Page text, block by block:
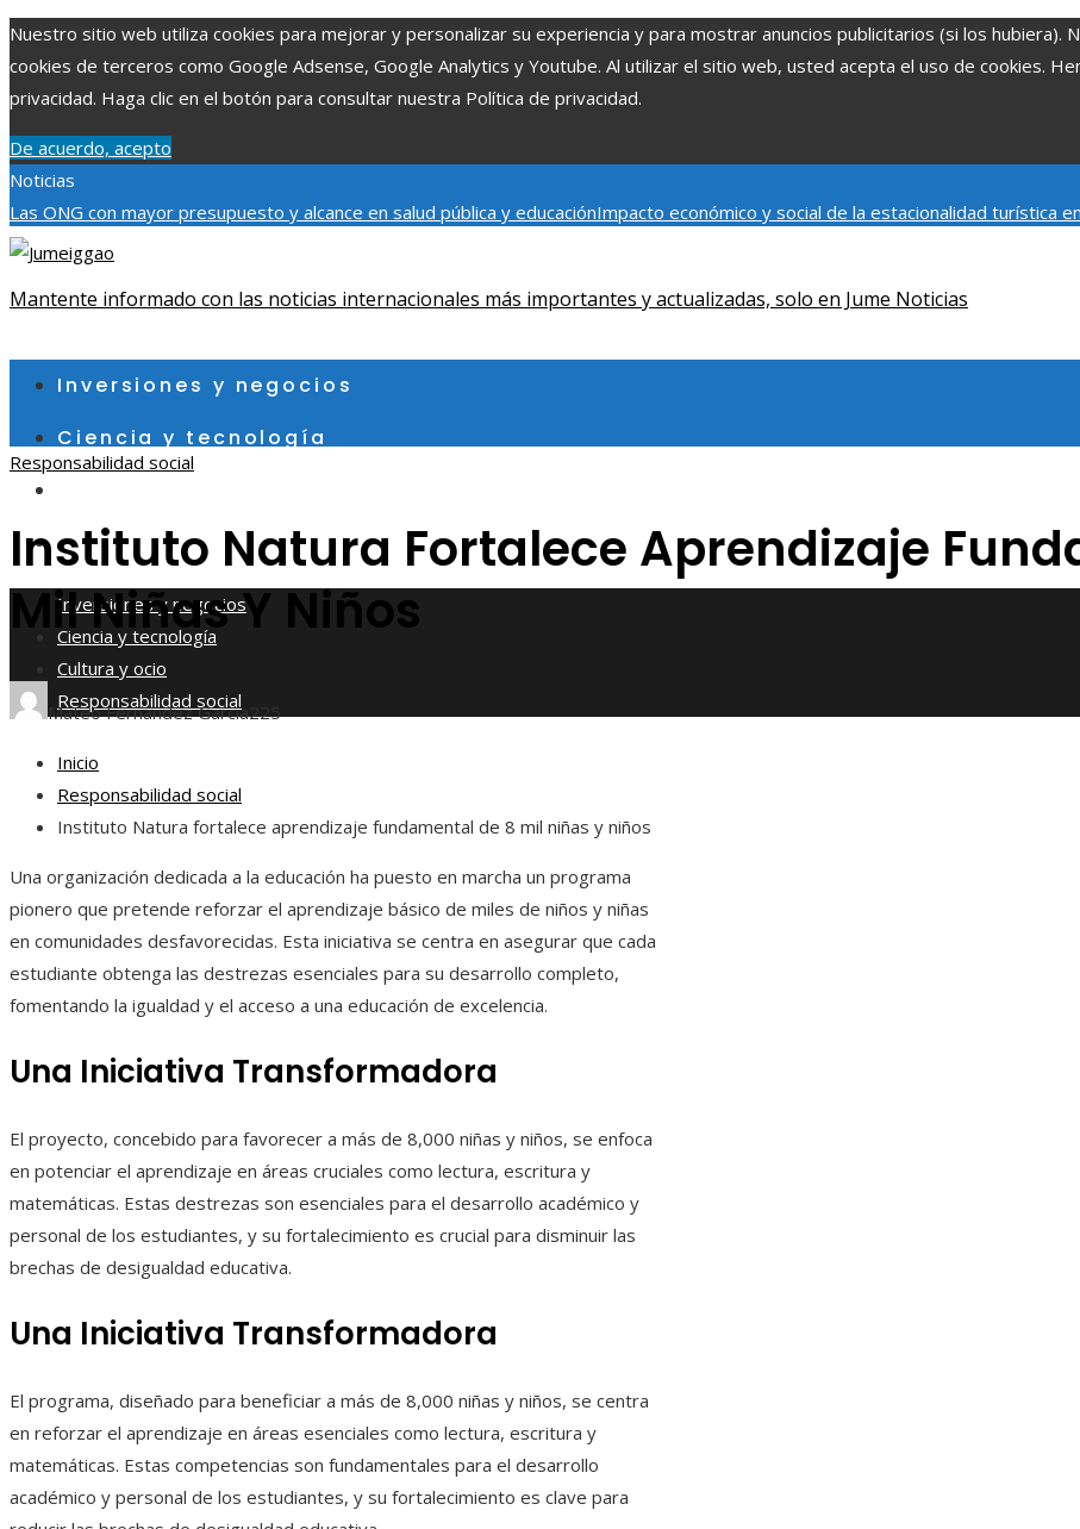
Nuestro sitio web utiliza cookies para mejorar y personalizar su experiencia y para mostrar anuncios publicitarios (si los hubiera).
cookies de terceros como Google Adsense, Google Analytics y Youtube. Al utilizar el sitio web, usted acepta el uso de cookies.
privacidad. Haga clic en el botón para consultar nuestra Política de privacidad.
De acuerdo, acepto
Noticias
Las ONG con mayor presupuesto y alcance en salud pública y educaciónImpacto económico y social de la estacionalidad turística
su impacto en la regulación bancaria
domingo, agosto 9
Mantente informado con las noticias internacionales más importantes y actualizadas, solo en Jume Noticias
Inversiones y negocios
Ciencia y tecnología
Responsabilidad social
Inversiones y negocios
Ciencia y tecnología
Cultura y ocio
Responsabilidad social
Responsabilidad social
Instituto Natura Fortalece Aprendizaje
Mil Niñas Y Niños
Mateo Fernández García225
Inicio
Responsabilidad social
Instituto Natura fortalece aprendizaje fundamental de 8 mil niñas y niños
Una organización dedicada a la educación ha puesto en marcha un programa
pionero que pretende reforzar el aprendizaje básico de miles de niños y niñas
en comunidades desfavorecidas. Esta iniciativa se centra en asegurar que cada
estudiante obtenga las destrezas esenciales para su desarrollo completo,
fomentando la igualdad y el acceso a una educación de excelencia.
Una Iniciativa Transformadora
El proyecto, concebido para favorecer a más de 8,000 niñas y niños, se enfoca
en potenciar el aprendizaje en áreas cruciales como lectura, escritura y
matemáticas. Estas destrezas son esenciales para el desarrollo académico y
personal de los estudiantes, y su fortalecimiento es crucial para disminuir las
brechas de desigualdad educativa.
Una Iniciativa Transformadora
El programa, diseñado para beneficiar a más de 8,000 niñas y niños, se centra
en reforzar el aprendizaje en áreas esenciales como lectura, escritura y
matemáticas. Estas competencias son fundamentales para el desarrollo
académico y personal de los estudiantes, y su fortalecimiento es clave para